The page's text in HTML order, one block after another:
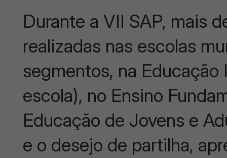
Durante a VII SAP, mais
realizadas nas escolas
segmentos, na
escola), no Ensino
Educação de Jovens e
e o desejo de partilha,